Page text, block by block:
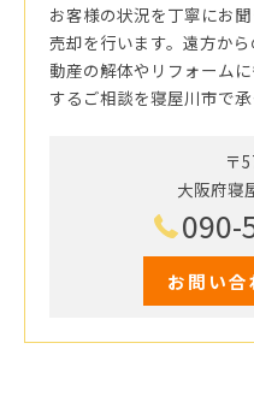
お客様の状況を丁寧にお
売却を行います。遠方か
動産の解体やリフォーム
するご相談を寝屋川市で承
〒
大阪府寝
090-
お問い合